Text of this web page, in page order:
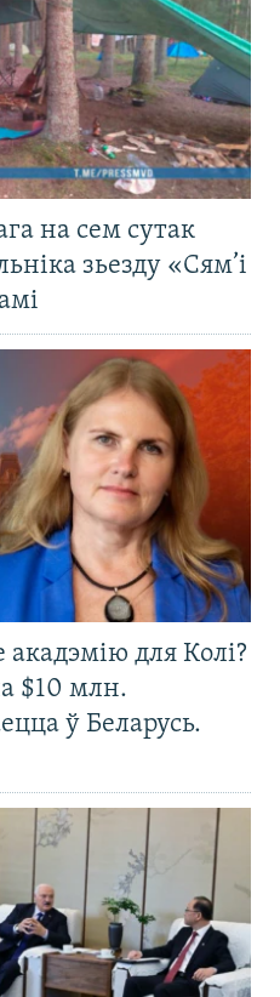
на сем сутак
зьезду «Сям’і
для Колі?
$10 млн.
ў Беларусь.